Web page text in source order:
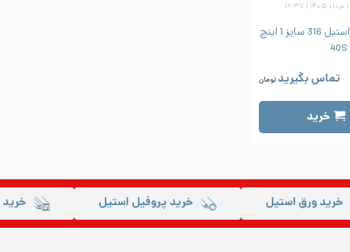
زانو 45 درجه جوشی استیل 316 سایز 1 اینچ
تماس بگیرید تومان
خرید
خرید ورق استیل خرید پروفیل استیل خرید